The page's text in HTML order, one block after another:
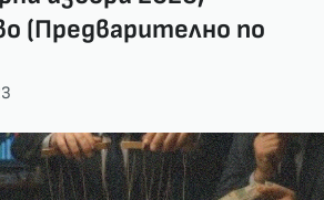
(Предварително по